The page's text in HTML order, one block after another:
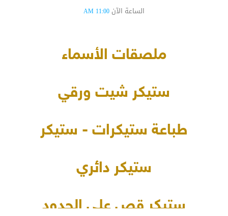
الساعة الآن 11:00 AM
ملصقات الأسماء
ستيكر شيت ورقي
طباعة ستيكرات - ستيكر
ستيكر دائري
ستيكر قص على الحدود